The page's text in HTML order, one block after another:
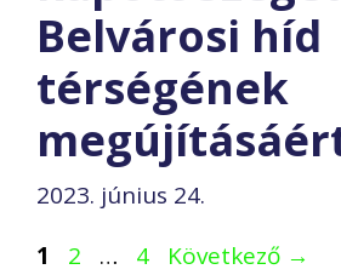
Belvárosi híd
térségének
2023. június 24.
Oldal
1 Oldal
2 … Oldal
4 Következő →